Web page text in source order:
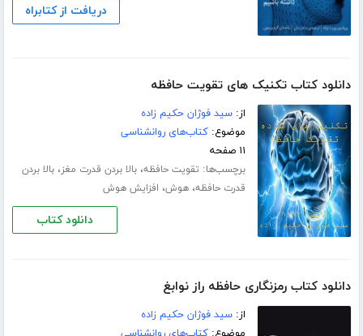
دریافت از کتابراه
دانلود کتاب تکنیک های تقویت حافظه
از:سید فوژان حکیم زاده
موضوع:کتاب‌های روانشناسی
۱۱ صفحه
برچسب‌ها: تقویت حافظه،بالا بردن قدرت مغز،بالا بردن
قدرت حافظه،هوش، افزایش هوش
دانلود کتاب
دانلود کتاب رمزنگاری حافظه راز نوابغ
از:سید فوژان حکیم زاده